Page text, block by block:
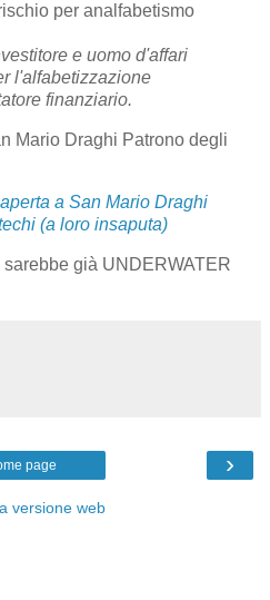
per analfabetismo
e uomo d'affari
l'alfabetizzazione
finanziario.
Mario Draghi Patrono degli
a San Mario Draghi
(a loro insaputa)
già UNDERWATER
›
page
versione web